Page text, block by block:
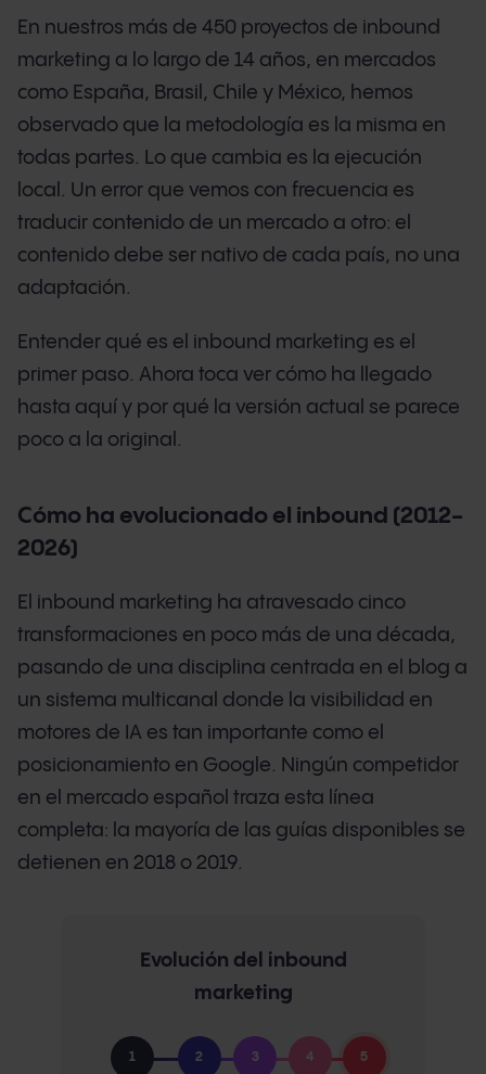
En nuestros más de 450 proyectos de inbound
marketing a lo largo de 14 años, en mercados
como España, Brasil, Chile y México, hemos
observado que la metodología es la misma en
todas partes. Lo que cambia es la ejecución
local. Un error que vemos con frecuencia es
traducir contenido de un mercado a otro: el
contenido debe ser nativo de cada país, no una
adaptación.
Entender qué es el inbound marketing es el
primer paso. Ahora toca ver cómo ha llegado
hasta aquí y por qué la versión actual se parece
poco a la original.
Cómo ha evolucionado el inbound (2012-
2026)
El inbound marketing ha atravesado cinco
transformaciones en poco más de una década,
pasando de una disciplina centrada en el blog a
un sistema multicanal donde la visibilidad en
motores de IA es tan importante como el
posicionamiento en Google. Ningún competidor
en el mercado español traza esta línea
completa: la mayoría de las guías disponibles se
detienen en 2018 o 2019.
Evolución del inbound
marketing
1 2 3 4 5